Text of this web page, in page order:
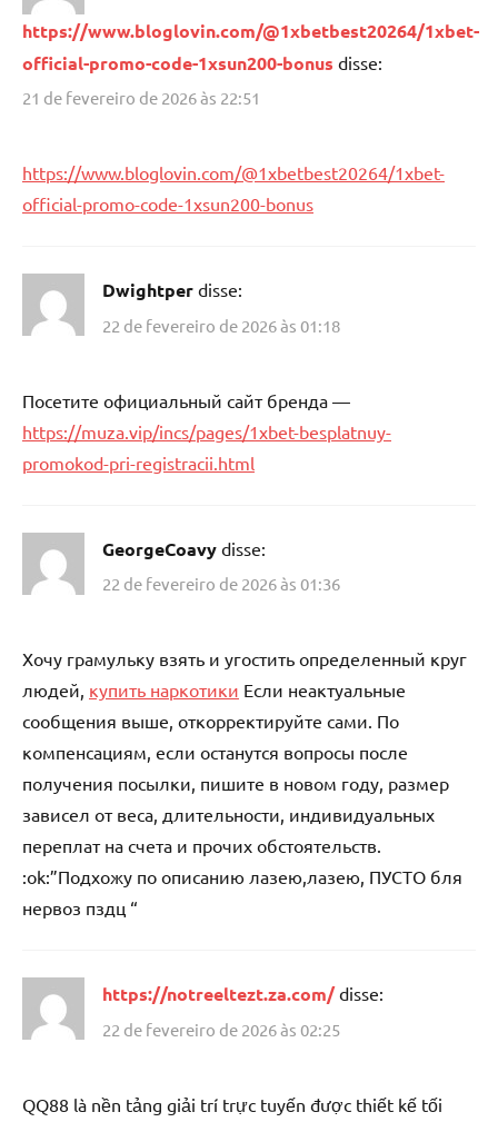
https://www.bloglovin.com/@1xbetbest20264/1xbet-
official-promo-code-1xsun200-bonus disse:
21 de fevereiro de 2026 às 22:51
https://www.bloglovin.com/@1xbetbest20264/1xbet-
official-promo-code-1xsun200-bonus
Dwightper disse:
22 de fevereiro de 2026 às 01:18
Посетите официальный сайт бренда —
https://muza.vip/incs/pages/1xbet-besplatnuy-
promokod-pri-registracii.html
GeorgeCoavy disse:
22 de fevereiro de 2026 às 01:36
Хочу грамульку взять и угостить определенный круг
людей, купить наркотики Если неактуальные
сообщения выше, откорректируйте сами. По
компенсациям, если останутся вопросы после
получения посылки, пишите в новом году, размер
зависел от веса, длительности, индивидуальных
переплат на счета и прочих обстоятельств.
:ok:”Подхожу по описанию лазею,лазею, ПУСТО бля
нервоз пздц “
https://notreeltezt.za.com/ disse:
22 de fevereiro de 2026 às 02:25
QQ88 là nền tảng giải trí trực tuyến được thiết kế tối